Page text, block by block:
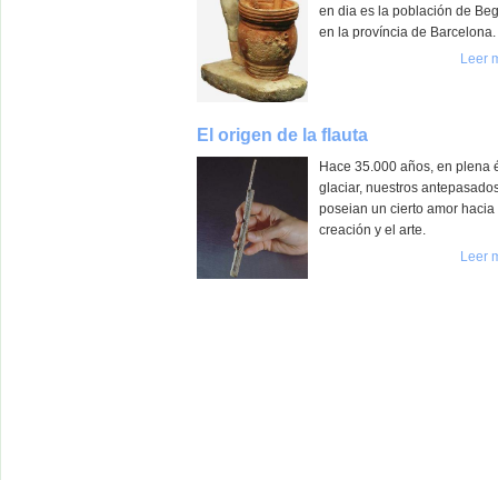
en dia es la población de
en la província de Barcelona.
Leer
El origen de la flauta
Hace 35.000 años, en plena
glaciar, nuestros
poseian un cierto amor hacia
creación y el arte.
Leer